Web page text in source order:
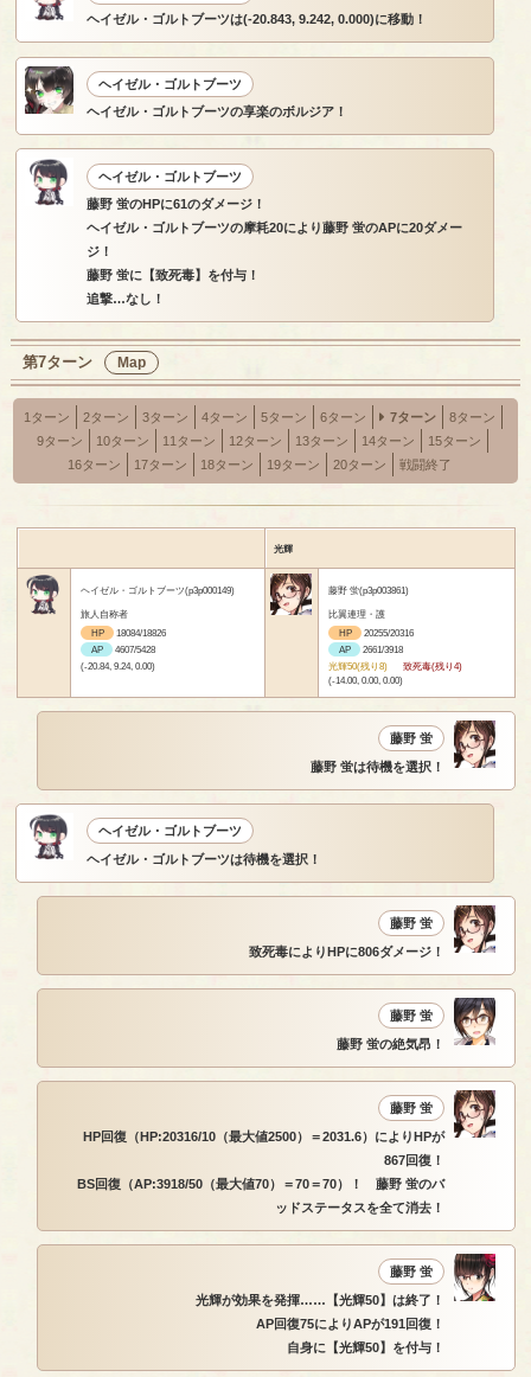
ヘイゼル・ゴルトブーツは(-20.843, 9.242, 0.000)に移動！
ヘイゼル・ゴルトブーツ
ヘイゼル・ゴルトブーツの享楽のボルジア！
ヘイゼル・ゴルトブーツ
藤野 蛍のHPに61のダメージ！
ヘイゼル・ゴルトブーツの摩耗20により藤野 蛍のAPに20ダメー
ジ！
藤野 蛍に【致死毒】を付与！
追撃…なし！
第7ターン Map
1ターン 2ターン 3ターン 4ターン 5ターン 6ターン 7ターン
8ターン
9ターン
10ターン 11ターン 12ターン 13ターン 14ターン
15ターン
16ターン
17ターン 18ターン 19ターン 20ターン 戦闘終了
光輝
ヘイゼル・ゴルトブーツ(p3p000149)
旅人自称者
HP
18084/18826
AP
4607/5428
(-20.84, 9.24, 0.00)
藤野 蛍(p3p003861)
比翼連理・護
HP
20255/20316
AP
2661/3918
光輝50(残り8)
致死毒(残り4)
(-14.00, 0.00, 0.00)
藤野 蛍
藤野 蛍は待機を選択！
ヘイゼル・ゴルトブーツ
ヘイゼル・ゴルトブーツは待機を選択！
藤野 蛍
致死毒によりHPに806ダメージ！
藤野 蛍
藤野 蛍の絶気昂！
藤野 蛍
HP回復（HP:20316/10（最大値2500）＝2031.6）によりHPが
867回復！
BS回復（AP:3918/50（最大値70）＝70＝70）！ 藤野 蛍のバ
ッドステータスを全て消去！
藤野 蛍
光輝が効果を発揮……【光輝50】は終了！
AP回復75によりAPが191回復！
自身に【光輝50】を付与！